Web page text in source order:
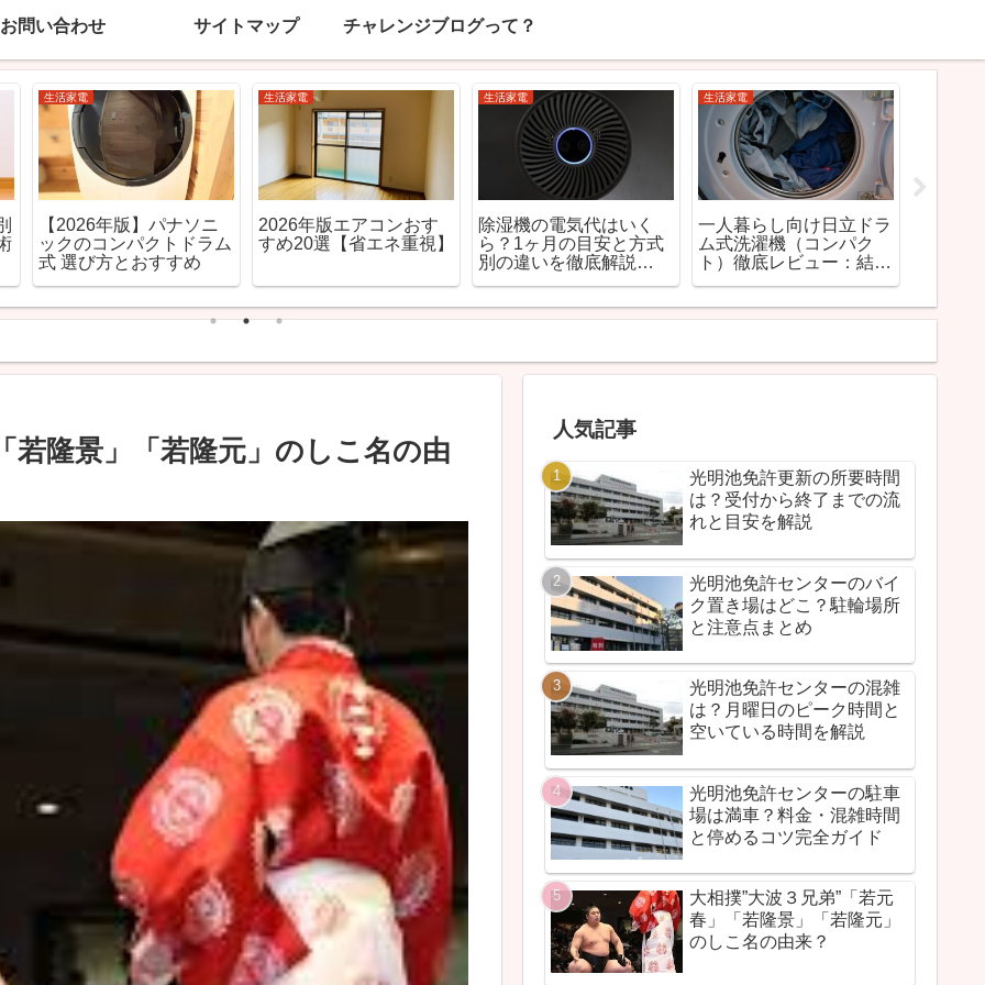
お問い合わせ サイトマップ チャレンジブログって？
生活家電
【2026年最新】加湿器
おすすめ20選｜カビない
＆手入れ簡単で厳選
生活家電
今すぐ買うべき？エアコ
ン2027年問題の判断基
生活家電
赤ちゃんに安全な加湿器
の選び方｜おすすめモデ
ルと注意点【2026年
免許センター・施設情報
光明池免許センターの駐
車場は満車？料金・混雑
時間と停めるコツ完全ガ
若隆景」「若隆元」のしこ名の由
人気記事
光明池免許更新の所要時間
は？受付から終了までの流
れと目安を解説
光明池免許センターのバイ
ク置き場はどこ？駐輪場所
と注意点まとめ
光明池免許センターの混雑
は？月曜日のピーク時間と
空いている時間を解説
光明池免許センターの駐車
場は満車？料金・混雑時間
と停めるコツ完全ガイド
大相撲”大波３兄弟”「若元
春」「若隆景」「若隆元」
のしこ名の由来？